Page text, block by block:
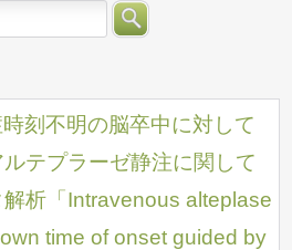
刻不明の脳卒中に対して
テプラーゼ静注に関して
析「Intravenous alteplase
time of onset guided by